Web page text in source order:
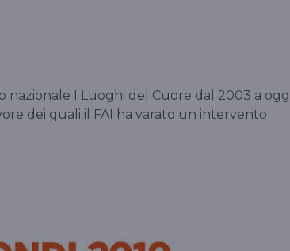
nazionale I Luoghi del Cuore dal 2003 a
dei quali il FAI ha varato un intervento